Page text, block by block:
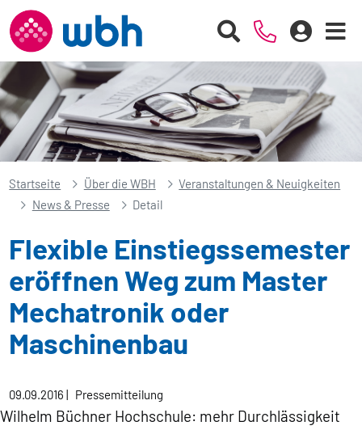
Startseite Über die WBH
Veranstaltungen & Neuigkeiten
News & Presse
Detail
Flexible Einstiegssemester
eröffnen Weg zum Master
Mechatronik oder
Maschinenbau
09.09.2016| Pressemitteilung
Wilhelm Büchner Hochschule: mehr Durchlässigkeit